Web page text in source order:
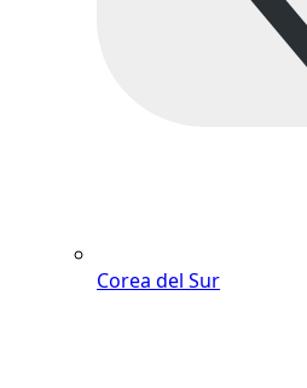
Corea del Sur